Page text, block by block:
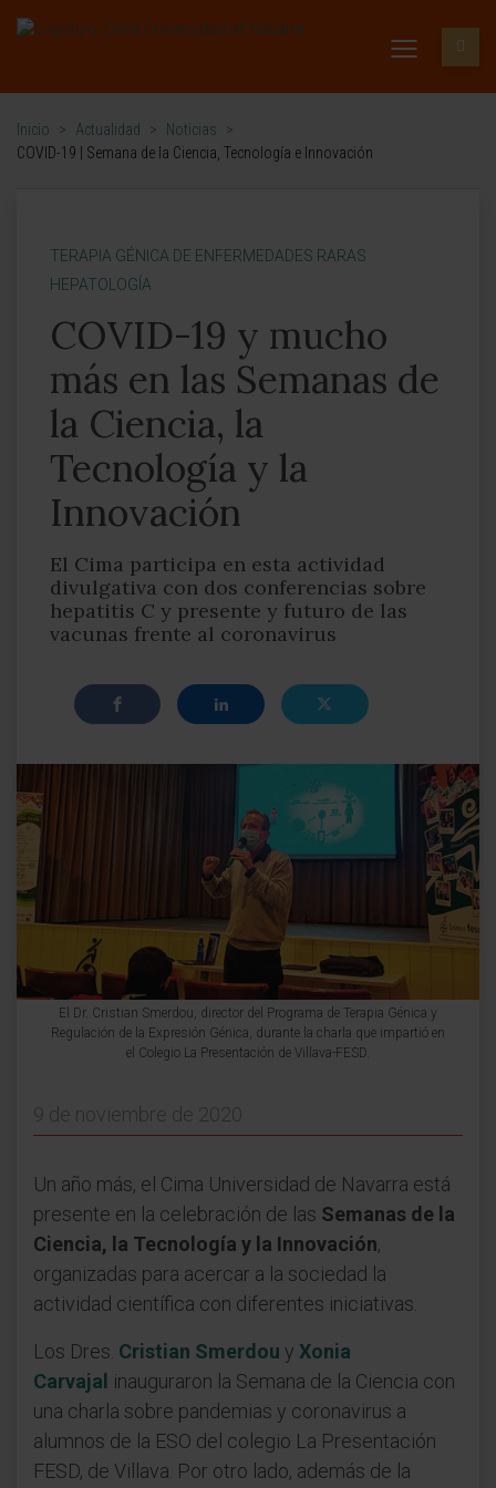
Inicio > Actualidad > Noticias
>
COVID-19 | Semana de la Ciencia, Tecnología e Innovación
TERAPIA GÉNICA DE ENFERMEDADES RARAS
HEPATOLOGÍA
COVID-19 y mucho
más en las Semanas de
la Ciencia, la
Tecnología y la
Innovación
El Cima participa en esta actividad
divulgativa con dos conferencias sobre
hepatitis C y presente y futuro de las
vacunas frente al coronavirus
El Dr. Cristian Smerdou, director del Programa de Terapia Génica y
Regulación de la Expresión Génica, durante la charla que impartió en
el Colegio La Presentación de Villava-FESD.
9 de noviembre de 2020
Un año más, el Cima Universidad de Navarra está
presente en la celebración de las Semanas de la
Ciencia, la Tecnología y la Innovación,
organizadas para acercar a la sociedad la
actividad científica con diferentes iniciativas.
Los Dres. Cristian Smerdou y Xonia
Carvajal inauguraron la Semana de la Ciencia con
una charla sobre pandemias y coronavirus a
alumnos de la ESO del colegio La Presentación
FESD, de Villava. Por otro lado, además de la